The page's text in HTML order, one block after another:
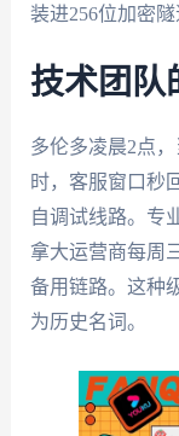
装进256位加密
技术团队
多伦多凌晨2点
时，客服窗口秒
自调试线路。专
拿大运营商每周
备用链路。这种
为历史名词。